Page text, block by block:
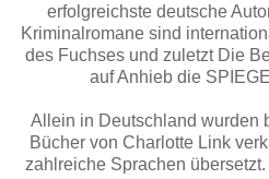
erfolgreichste deutsche
Kriminalromane sind
des Fuchses und zuletzt Die
auf Anhieb die
Allein in Deutschland wurden
Bücher von Charlotte Link
zahlreiche Sprachen